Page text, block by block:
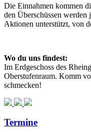
Die Einnahmen kommen
den Überschüssen werden
Aktionen unterstützt, von
Wo du uns findest:
Im Erdgeschoss des
Oberstufenraum. Komm
schmecken!
Termine